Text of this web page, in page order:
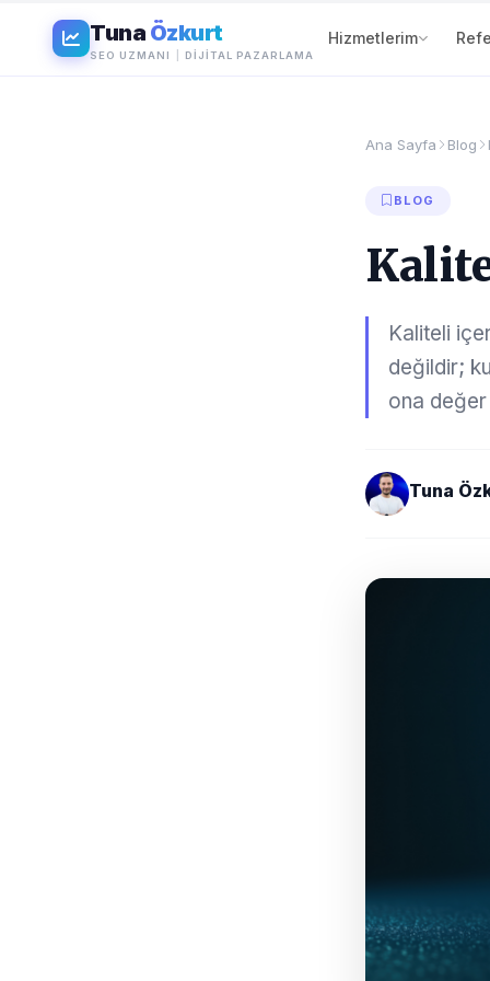
Tuna Özkurt
SEO UZMANI DIJITAL PAZARLAMA
Hizmetlerim
Ana Sayfa Blog
BLOG
Kaliteli
değildir;
ona
Tuna